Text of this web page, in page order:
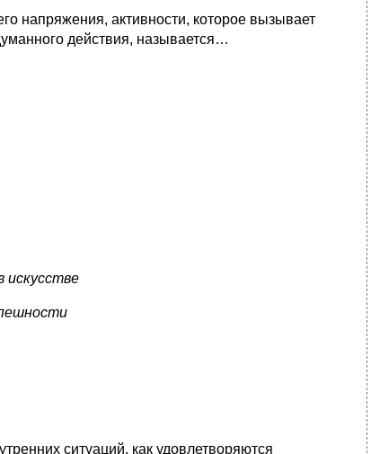
напряжения, активности, которое вызывает
действия, называется…
искусстве
ситуаций, как удовлетворяются